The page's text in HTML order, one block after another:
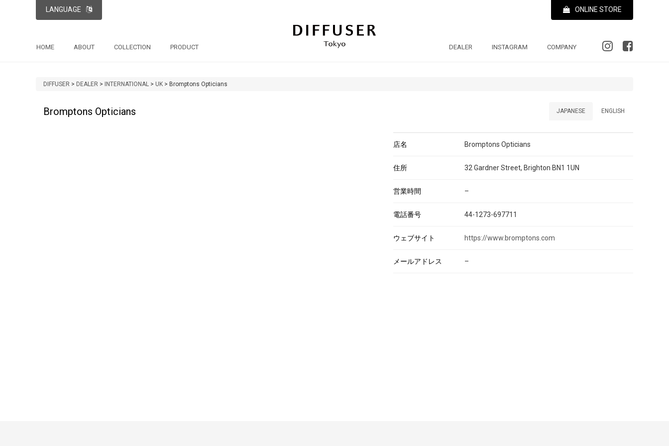
LANGUAGE ONLINE STORE
HOME ABOUT COLLECTION PRODUCT DEALER INSTAGRAM COMPANY
DIFFUSER > DEALER > INTERNATIONAL > UK > Bromptons Opticians
Bromptons Opticians ENGLISH
JAPANESE
店名 Bromptons Opticians
住所 32 Gardner Street, Brighton BN1 1UN
営業時間 –
電話番号 44-1273-697711
ウェブサイト https://www.bromptons.com
メールアドレス –